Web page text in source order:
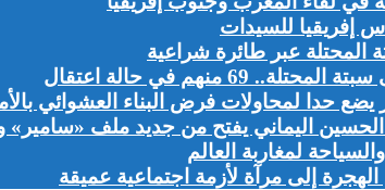
إفريقيا للسيدات
عبر طائرة شراعية
حدا لمحاولات فرض البناء العشوائي
الحسين اليماني يفتح من جديد ملف
لمغاربة العالم
إلى مرآة لأزمة اجتماعية عميقة